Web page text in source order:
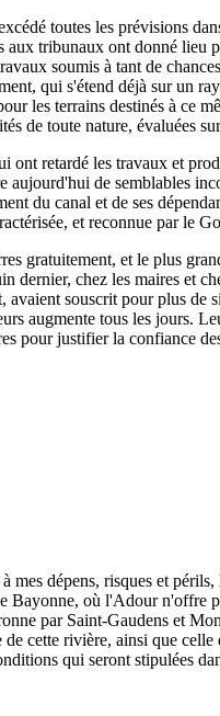
toutes les prévisions
tribunaux ont donné
soumis à tant de
qui s'étend déjà sur un
les terrains destinés à ce
de toute nature, évaluées
ont retardé les travaux et
aujourd'hui de semblables
du canal et de ses
et reconnue par le
gratuitement, et le plus
dernier, chez les maires et
souscrit pour plus
augmente tous les jours.
pour justifier la confiance
mes dépens, risques et
où l'Adour n'offre
par Saint-Gaudens et
cette rivière, ainsi que
qui seront stipulées